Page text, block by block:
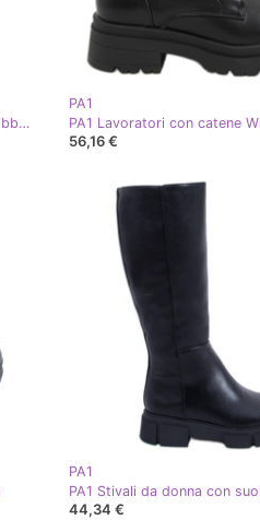
PA1 Stivali da equitazione da donna Gibbs neri nero
PA1
PA1 Lavoratori con catene
56,16 €
PA1
44,34 €